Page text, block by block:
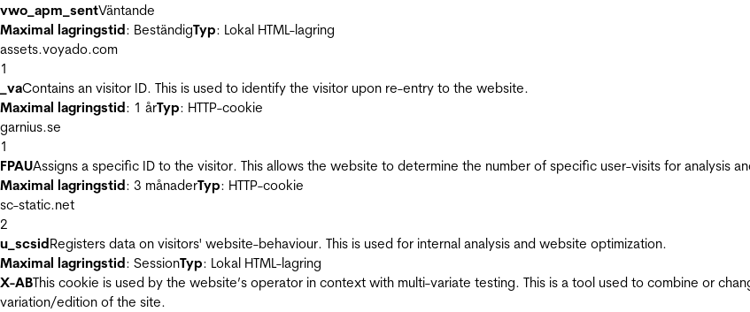
vwo_apm_sentVäntande
Maximal lagringstid: BeständigTyp: Lokal HTML-lagring
assets.voyado.com
1
_vaContains an visitor ID. This is used to identify the visitor upon re-entry to the website.
Maximal lagringstid: 1 årTyp: HTTP-cookie
garnius.se
1
FPAUAssigns a specific ID to the visitor. This allows the website to determine the number of specific user-visits for analysis
Maximal lagringstid: 3 månaderTyp: HTTP-cookie
sc-static.net
2
u_scsidRegisters data on visitors' website-behaviour. This is used for internal analysis and website optimization.
Maximal lagringstid: SessionTyp: Lokal HTML-lagring
X-ABThis cookie is used by the website’s operator in context with multi-variate testing. This is a tool used to combine or
variation/edition of the site.